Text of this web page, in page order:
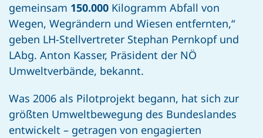
gemeinsam 150.000 Kilogramm Abfall von
Wegen, Wegrändern und Wiesen entfernten,“
geben LH-Stellvertreter Stephan Pernkopf und
LAbg. Anton Kasser, Präsident der NÖ
Umweltverbände, bekannt.
Was 2006 als Pilotprojekt begann, hat sich zur
größten Umweltbewegung des Bundeslandes
entwickelt – getragen von engagierten